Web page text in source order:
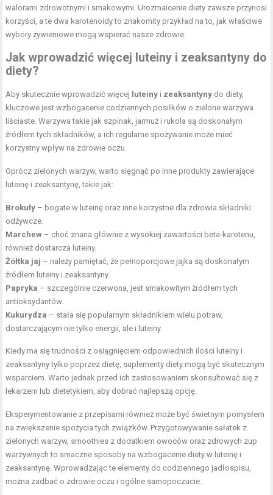
walorami zdrowotnymi i smakowymi. Urozmaicenie diety zawsze przynosi
korzyści, a te dwa karotenoidy to znakomity przykład na to, jak właściwe
wybory żywieniowe mogą wspierać nasze zdrowie.
Jak wprowadzić więcej luteiny i zeaksantyny do
diety?
Aby skutecznie wprowadzić więcej luteiny i zeaksantyny do diety,
kluczowe jest wzbogacenie codziennych posiłków o zielone warzywa
liściaste. Warzywa takie jak szpinak, jarmuż i rukola są doskonałym
źródłem tych składników, a ich regularne spożywanie może mieć
korzystny wpływ na zdrowie oczu.
Oprócz zielonych warzyw, warto sięgnąć po inne produkty zawierające
luteinę i zeaksantynę, takie jak:
Brokuły – bogate w luteinę oraz inne korzystne dla zdrowia składniki
odżywcze.
Marchew – choć znana głównie z wysokiej zawartości beta-karotenu,
również dostarcza luteiny.
Żółtka jaj – należy pamiętać, że pełnoporcjowe jajka są doskonałym
źródłem luteiny i zeaksantyny.
Papryka – szczególnie czerwona, jest smakowitym źródłem tych
antioksydantów.
Kukurydza – stała się popularnym składnikiem wielu potraw,
dostarczającym nie tylko energii, ale i luteiny.
Kiedy ma się trudności z osiągnięciem odpowiednich ilości luteiny i
zeaksantyny tylko poprzez dietę, suplementy diety mogą być skutecznym
wsparciem. Warto jednak przed ich zastosowaniem skonsultować się z
lekarzem lub dietetykiem, aby dobrać najlepszą opcję.
Eksperymentowanie z przepisami również może być świetnym pomysłem
na zwiększenie spożycia tych związków. Przygotowywanie sałatek z
zielonych warzyw, smoothies z dodatkiem owoców oraz zdrowych zup
warzywnych to smaczne sposoby na wzbogacenie diety w luteinę i
zeaksantynę. Wprowadzając te elementy do codziennego jadłospisu,
można zadbać o zdrowie oczu i ogólne samopoczucie.